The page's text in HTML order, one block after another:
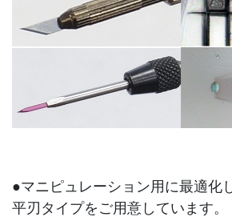
●マニピュレーション用に最適化
平刃タイプをご用意しています。